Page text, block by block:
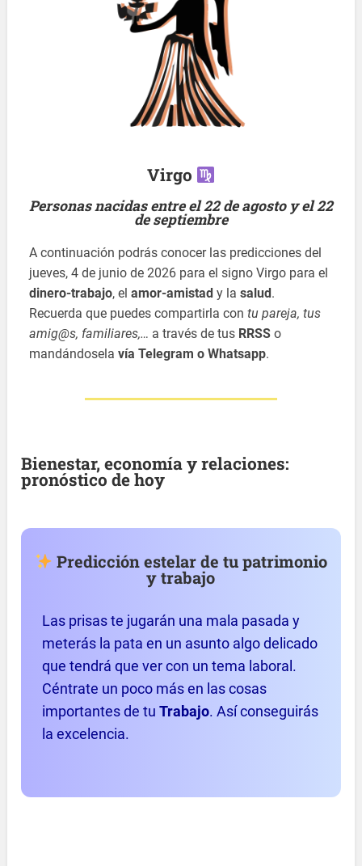
Virgo
Personas nacidas entre el 22 de agosto y el 22
de septiembre
A continuación podrás conocer las predicciones del
jueves, 4 de junio de 2026 para el signo Virgo para el
dinero-trabajo, elamor-amistad y lasalud .
Recuerda que puedes compartirla contu pareja, tus
amig@s, familiares,… a través de tus RRSS o
mandándoselavía Telegram o Whatsapp.
Bienestar, economía y relaciones:
pronóstico de hoy
Predicción estelar de tu patrimonio
y trabajo
Las prisas te jugarán una mala pasada y
meterás la pata en un asunto algo delicado
que tendrá que ver con un tema laboral.
Céntrate un poco más en las cosas
importantes de tuTrabajo. Así conseguirás
la excelencia.